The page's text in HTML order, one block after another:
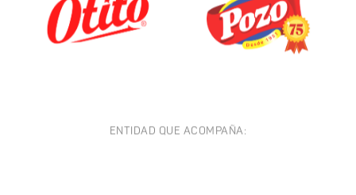
ENTIDAD QUE ACOMPAÑA: